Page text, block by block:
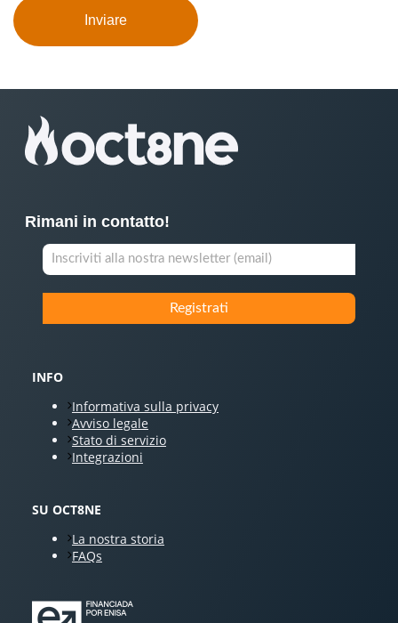
Rimani in contatto!
INFO
Informativa sulla privacy
Avviso legale
Stato di servizio
Integrazioni
SU OCT8NE
La nostra storia
FAQs